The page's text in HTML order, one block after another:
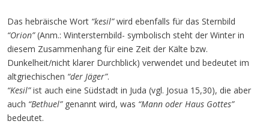
Das hebräische Wort “kesil”wird ebenfalls für das Sternbild
“Orion”(Anm.: Wintersternbild- symbolisch steht der Winter in
diesem Zusammenhang für eine Zeit der Kälte bzw.
Dunkelheit/nicht klarer Durchblick) verwendet und bedeutet im
altgriechischen “der Jäger”.
“Kesil”ist auch eine Südstadt in Juda (vgl. Josua 15,30), die aber
auch “Bethuel”genannt wird, was “Mann oder Haus Gottes”
bedeutet.